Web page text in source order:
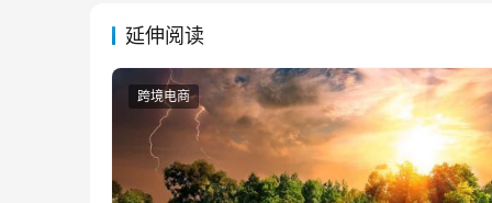
延伸阅读
跨境电商